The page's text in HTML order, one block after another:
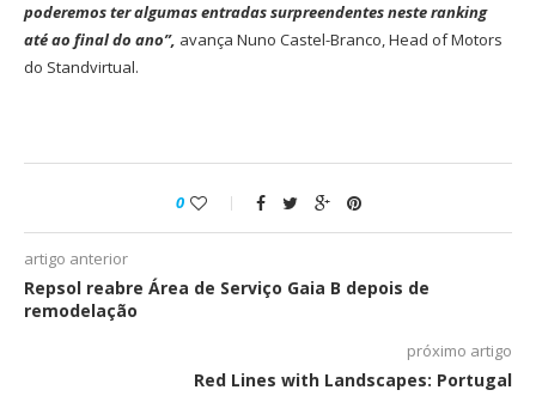
poderemos ter algumas entradas surpreendentes neste ranking
até ao final do ano”, avança Nuno Castel-Branco, Head of Motors
do Standvirtual.
0
artigo anterior
Repsol reabre Área de Serviço Gaia B depois de
remodelação
próximo artigo
Red Lines with Landscapes: Portugal